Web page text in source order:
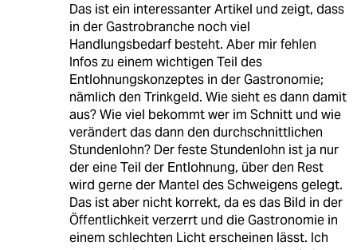
Das ist ein interessanter Artikel und zeigt, dass
in der Gastrobranche noch viel
Handlungsbedarf besteht. Aber mir fehlen
Infos zu einem wichtigen Teil des
Entlohnungskonzeptes in der Gastronomie;
nämlich den Trinkgeld. Wie sieht es dann damit
aus? Wie viel bekommt wer im Schnitt und wie
verändert das dann den durchschnittlichen
Stundenlohn? Der feste Stundenlohn ist ja nur
der eine Teil der Entlohnung, über den Rest
wird gerne der Mantel des Schweigens gelegt.
Das ist aber nicht korrekt, da es das Bild in der
Öffentlichkeit verzerrt und die Gastronomie in
einem schlechten Licht erscheinen lässt. Ich